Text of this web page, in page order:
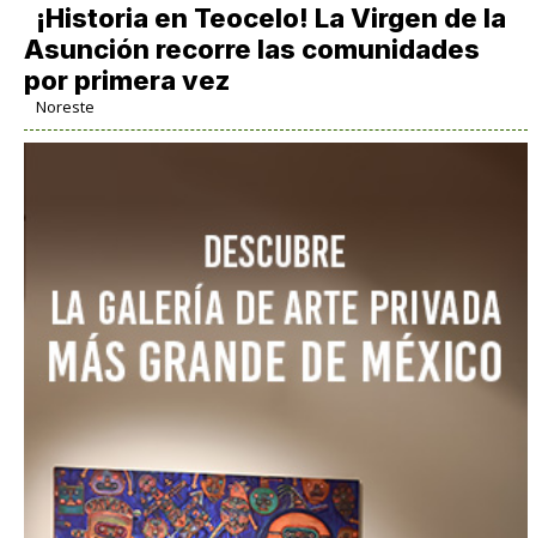
​¡Historia en Teocelo! La Virgen de la
Asunción recorre las comunidades
por primera vez
Noreste